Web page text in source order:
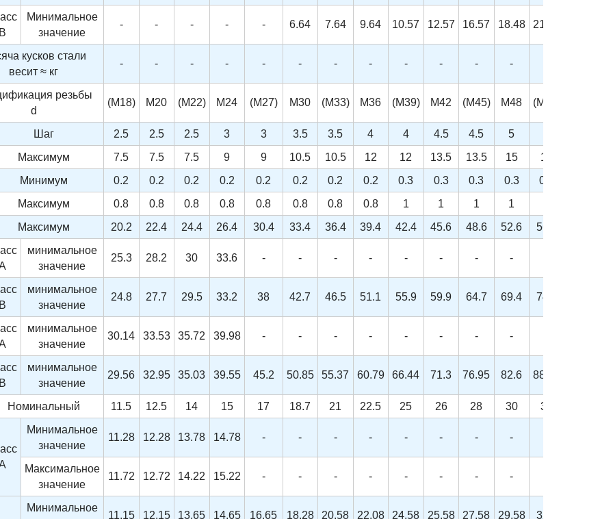
B
Минимальное
значение
- - - - - 6.64 7.64 9.64 10.57 12.57 16.57 18.48 21.16
кусков стали
весит ≈ кг
- - - - - - - - - - - -
резьбы
d
(M18) M20 (M22) M24 (M27) M30 (M33) M36 (M39) M42 (M45) M48 (M52)
Шаг 2.5 2.5 2.5 3 3 3.5 3.5 4 4 4.5 4.5 5
Максимум 7.5 7.5 7.5 9 9 10.5 10.5 12 12 13.5 13.5 15 15
Минимум 0.2 0.2 0.2 0.2 0.2 0.2 0.2 0.2 0.3 0.3 0.3 0.3
0.3
Максимум
0.8 0.8 0.8 0.8 0.8 0.8 0.8 0.8 1 1 1 1
Максимум 20.2 22.4 24.4 26.4 30.4 33.4 36.4 39.4 42.4 45.6 48.6 52.6 56.6
минимальное
значение
25.3 28.2 30 33.6 - - - - - - - -
B
минимальное
значение
24.8 27.7 29.5 33.2 38 42.7 46.5 51.1 55.9 59.9 64.7 69.4 74.2
минимальное
значение
30.14 33.53 35.72 39.98 - - - - - - - -
B
минимальное
значение
29.56 32.95 35.03 39.55 45.2 50.85 55.37 60.79 66.44 71.3 76.95 82.6 88.25
Номинальный 11.5 12.5 14 15 17 18.7 21 22.5 25 26 28 30 33
Минимальное
значение
11.28 12.28 13.78 14.78 - - - - - - - -
Максимальное
значение
11.72 12.72 14.22 15.22 - - - - - - - -
Минимальное
11.15 12.15 13.65 14.65 16.65 18.28 20.58 22.08 24.58 25.58 27.58 29.58 32.5